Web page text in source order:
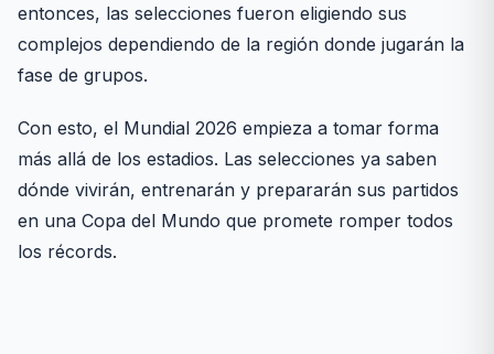
entonces, las selecciones fueron eligiendo sus
complejos dependiendo de la región donde jugarán la
fase de grupos.
Con esto, el Mundial 2026 empieza a tomar forma
más allá de los estadios. Las selecciones ya saben
dónde vivirán, entrenarán y prepararán sus partidos
en una Copa del Mundo que promete romper todos
los récords.